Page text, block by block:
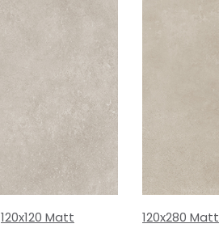
120x120 Matt
120x280 Matt